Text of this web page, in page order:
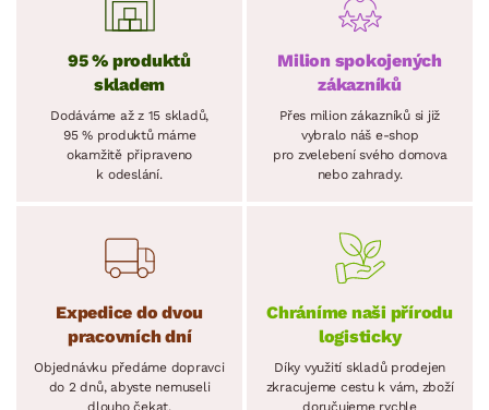
95 % produktů
skladem
Dodáváme až z 15 skladů,
95 % produktů máme
okamžitě připraveno
k odeslání.
Milion spokojených
zákazníků
Přes milion zákazníků si již
vybralo náš e-shop
pro zvelebení svého domova
nebo zahrady.
Expedice do dvou
pracovních dní
Objednávku předáme dopravci
do 2 dnů, abyste nemuseli
dlouho čekat.
Chráníme naši přírodu
logisticky
Díky využití skladů prodejen
zkracujeme cestu k vám, zboží
doručujeme rychle